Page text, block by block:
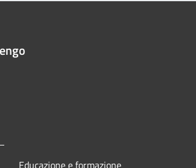
Educazione e formazione